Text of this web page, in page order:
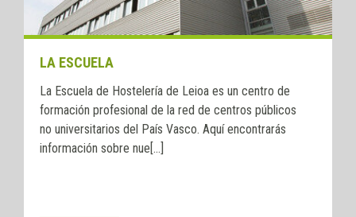
LA ESCUELA
La Escuela de Hostelería de Leioa es un centro de
formación profesional de la red de centros públicos
no universitarios del País Vasco. Aquí encontrarás
información sobre nue[...]